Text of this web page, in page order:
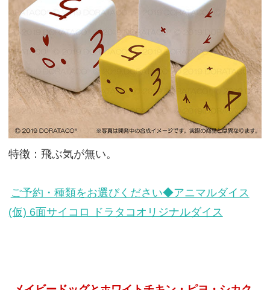
特徴：飛ぶ気が無い。
ご予約・種類をお選びください◆アニマルダイス
(仮) 6面サイコロ ドラタコオリジナルダイス